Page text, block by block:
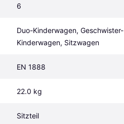
6
Duo-Kinderwagen, Geschwister-
Kinderwagen, Sitzwagen
EN 1888
22.0 kg
Sitzteil